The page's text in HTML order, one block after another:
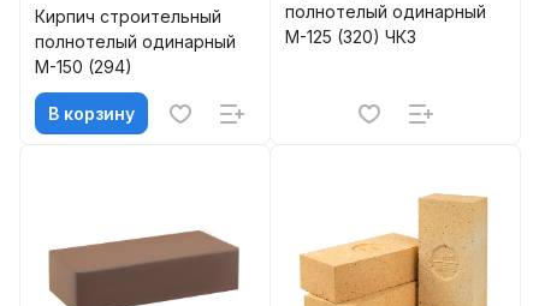
Кирпич строительный
полнотелый одинарный
М-150 (294)
В корзину
полнотелый одинарный
М-125 (320) ЧКЗ